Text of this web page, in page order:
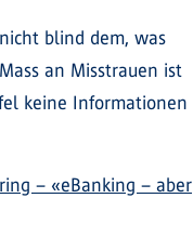
blind dem, was
an Misstrauen ist
keine Informationen
– «eBanking – aber